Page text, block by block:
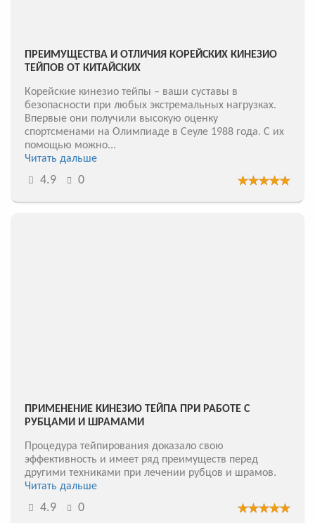
ПРЕИМУЩЕСТВА И ОТЛИЧИЯ КОРЕЙСКИХ КИНЕЗИО
ТЕЙПОВ ОТ КИТАЙСКИХ
Корейские кинезио тейпы – ваши суставы в
безопасности при любых экстремальных нагрузках.
Впервые они получили высокую оценку
спортсменами на Олимпиаде в Сеуле 1988 года. С их
помощью можно...
Читать дальше
4.9 0
ПРИМЕНЕНИЕ КИНЕЗИО ТЕЙПА ПРИ РАБОТЕ С
РУБЦАМИ И ШРАМАМИ
Процедура тейпирования доказало свою
эффективность и имеет ряд преимуществ перед
другими техниками при лечении рубцов и шрамов.
Читать дальше
4.9 0